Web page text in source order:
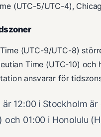
(UTC-5/UTC-4),
(UTC-9/UTC-8)
Time (UTC-10) och
ansvarar för
12:00 i Stockholm
01:00 i Honolulu